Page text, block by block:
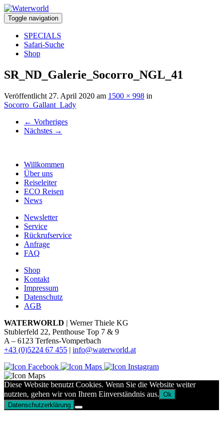
Toggle navigation
SPECIALS
Safari-Suche
Shop
SR_ND_Galerie_Socorro_NGL_41
Veröffentlicht 27. April 2020 am 1500 × 998 in
Socorro_Gallant_Lady
← Vorheriges
Nächstes →
Willkommen
Über uns
Reiseleiter
ECO Reisen
News
Newsletter
Service
Rückrufservice
Anfrage
FAQ
Shop
Kontakt
Impressum
Datenschutz
AGB
WATERWORLD | Werner Thiele KG
Stublerfeld 22, Penthouse Top 7 & 9
A – 6123 Terfens-Vomperbach
+43 (0)5224 67 455 | info@waterworld.at
Diese Website benutzt Cookies. Wenn Sie die Website weiter
nutzten, gehen wir von Ihrem Einverständnis aus. Ok
Datenschutzerklärung